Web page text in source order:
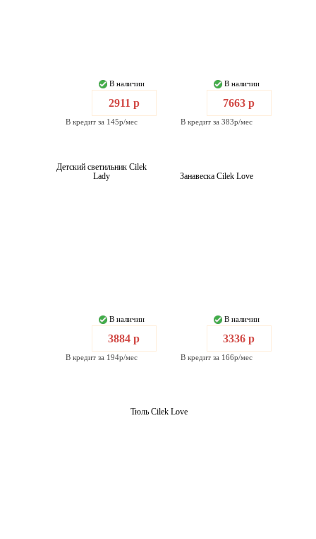
В наличии
2911 р
В кредит за 145р/мес
В наличии
7663 р
В кредит за 383р/мес
Детский светильник Cilek
Lady
В наличии
3884 р
В кредит за 194р/мес
Занавеска Cilek Love
В наличии
3336 р
В кредит за 166р/мес
Тюль Cilek Love